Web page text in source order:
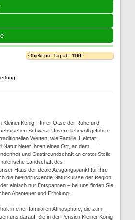
Objekt pro Tag ab: 119€
Kleiner König – Ihrer Oase der Ruhe und
Schweiz. Unsere liebevoll geführte
Werten, wie Familie, Heimat,
Natur bietet Ihnen einen Ort, an dem
und Gastfreundschaft an erster Stelle
Landschaft des
Haus der ideale Ausgangspunkt für Ihre
die beeindruckende Naturkulisse der Region.
einfach nur Entspannen – bei uns finden Sie
Abenteuer und Erholung.
in einer familiären Atmosphäre, die zum
uns darauf, Sie in der Pension Kleiner König